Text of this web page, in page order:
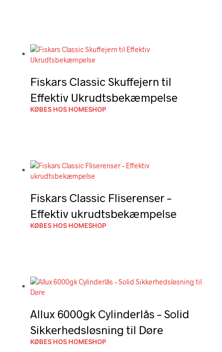
Fiskars Classic Skuffejern til
Effektiv Ukrudtsbekæmpelse
KØBES HOS HOMESHOP
Fiskars Classic Fliserenser –
Effektiv ukrudtsbekæmpelse
KØBES HOS HOMESHOP
Allux 6000gk Cylinderlås – Solid
Sikkerhedsløsning til Døre
KØBES HOS HOMESHOP